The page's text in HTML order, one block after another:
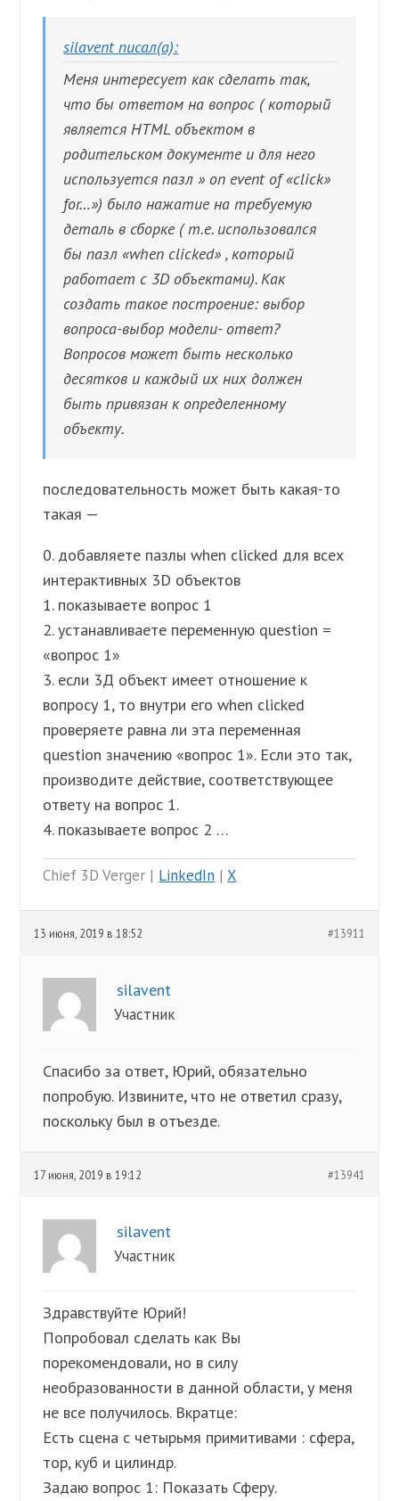
silavent писал(а):
Меня интересует как сделать так,
что бы ответом на вопрос ( который
является HTML объектом в
родительском документе и для него
используется пазл » on event of «click»
for…») было нажатие на требуемую
деталь в сборке ( т.е. использовался
бы пазл «when clicked» , который
работает с 3D объектами). Как
создать такое построение: выбор
вопроса-выбор модели- ответ?
Вопросов может быть несколько
десятков и каждый их них должен
быть привязан к определенному
объекту.
последовательность может быть какая-то
такая —
0. добавляете пазлы when clicked для всех
интерактивных 3D объектов
1. показываете вопрос 1
2. устанавливаете переменную question =
«вопрос 1»
3. если 3Д объект имеет отношение к
вопросу 1, то внутри его when clicked
проверяете равна ли эта переменная
question значению «вопрос 1». Если это так,
производите действие, соответствующее
ответу на вопрос 1.
4. показываете вопрос 2 …
Chief 3D Verger | LinkedIn |X
13 июня, 2019 в 18:52 #13911
silavent
Участник
Спасибо за ответ, Юрий, обязательно
попробую. Извините, что не ответил сразу,
поскольку был в отъезде.
17 июня, 2019 в 19:12 #13941
silavent
Участник
Здравствуйте Юрий!
Попробовал сделать как Вы
порекомендовали, но в силу
необразованности в данной области, у меня
не все получилось. Вкратце:
Есть сцена с четырьмя примитивами : сфера,
тор, куб и цилиндр.
Задаю вопрос 1: Показать Сферу.